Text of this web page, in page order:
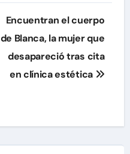
Encuentran el cuerpo
de Blanca, la mujer que
desapareció tras cita
en clínica estética